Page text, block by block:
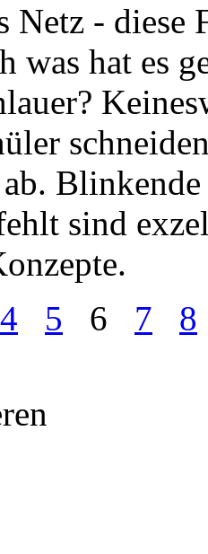
Netz - diese
was hat es
sind
4 5 6 7 8